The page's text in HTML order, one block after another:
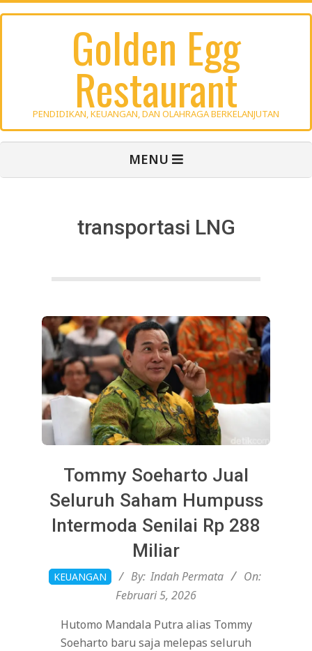
Skip
Golden Egg
Restaurant
PENDIDIKAN, KEUANGAN, DAN OLAHRAGA BERKELANJUTAN
MENU
transportasi LNG
Tommy Soeharto Jual
Seluruh Saham Humpuss
Intermoda Senilai Rp 288
Miliar
2026-
02-
KEUANGAN By: Indah Permata
On:
Februari 5, 2026
Hutomo Mandala Putra alias Tommy
Soeharto baru saja melepas seluruh